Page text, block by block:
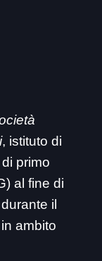
, istituto di
primo
al fine di
il
ambito